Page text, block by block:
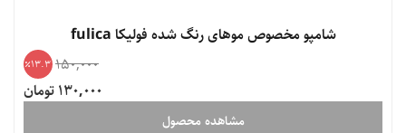
شامپو مخصوص موهای رنگ شده فولیکا fulica
150,000
13.3
130,000 تومان
مشاهده محصول